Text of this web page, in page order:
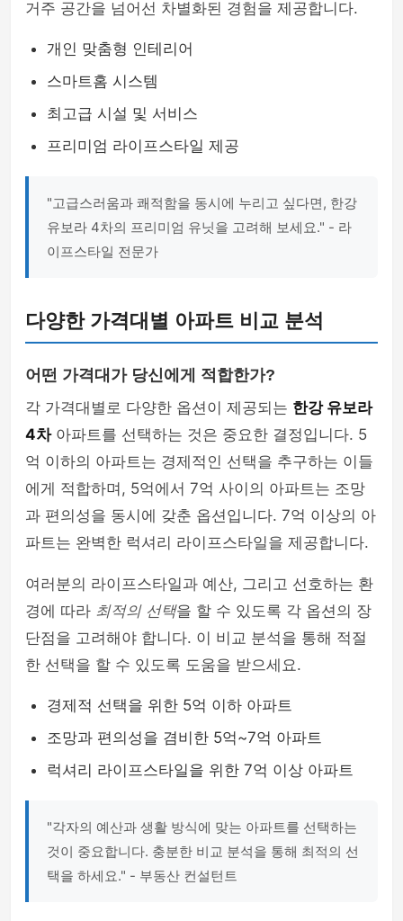
거주 공간을 넘어선 차별화된 경험을 제공합니다.
개인 맞춤형 인테리어
스마트홈 시스템
최고급 시설 및 서비스
프리미엄 라이프스타일 제공
"고급스러움과 쾌적함을 동시에 누리고 싶다면, 한강
유보라 4차의 프리미엄 유닛을 고려해 보세요." - 라
이프스타일 전문가
다양한 가격대별 아파트 비교 분석
어떤 가격대가 당신에게 적합한가?
각 가격대별로 다양한 옵션이 제공되는 한강 유보라
4차아파트를 선택하는 것은 중요한 결정입니다. 5
억 이하의 아파트는 경제적인 선택을 추구하는 이들
에게 적합하며, 5억에서 7억 사이의 아파트는 조망
과 편의성을 동시에 갖춘 옵션입니다. 7억 이상의 아
파트는 완벽한 럭셔리 라이프스타일을 제공합니다.
여러분의 라이프스타일과 예산, 그리고 선호하는 환
경에 따라 최적의 선택을 할 수 있도록 각 옵션의 장
단점을 고려해야 합니다. 이 비교 분석을 통해 적절
한 선택을 할 수 있도록 도움을 받으세요.
경제적 선택을 위한 5억 이하 아파트
조망과 편의성을 겸비한 5억~7억 아파트
럭셔리 라이프스타일을 위한 7억 이상 아파트
"각자의 예산과 생활 방식에 맞는 아파트를 선택하는
것이 중요합니다. 충분한 비교 분석을 통해 최적의 선
택을 하세요." - 부동산 컨설턴트